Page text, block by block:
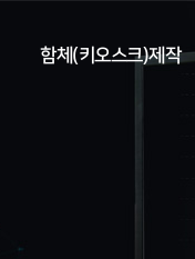
함체(키오스크)제작